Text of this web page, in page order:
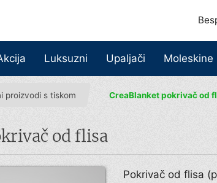
Luksuzni Upaljači Moleskine
proizvodi s tiskom CreaBlanket pokrivač od
od flisa
Pokrivač od flisa